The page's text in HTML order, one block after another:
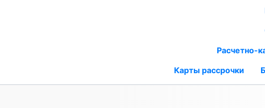
Расчетно-
Карты рассрочки